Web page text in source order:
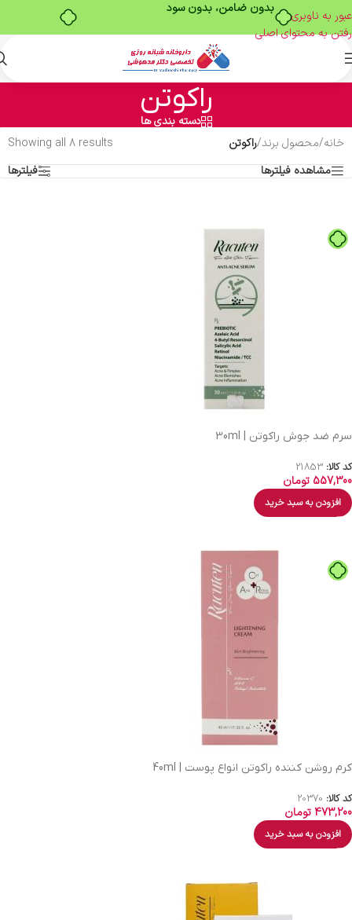
بدون ضامن، بدون سود
عبور به ناوبری
رفتن به محتوای اصلی
راکوتن
دسته بندی ها
خانه/محصول برند/راکوتن
Showing all 8 results
مشاهده فیلترها
فیلترها
سرم ضد جوش راکوتن | 30ml
کد کالا: 21853
557,300 تومان
افزودن به سبد خرید
کرم روشن کننده راکوتن انواع پوست | 40ml
کد کالا: 20370
473,200تومان
افزودن به سبد خرید